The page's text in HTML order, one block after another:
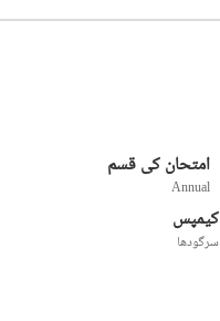
امتحان کی قسم
Annual
کیمپس
سرگودھا